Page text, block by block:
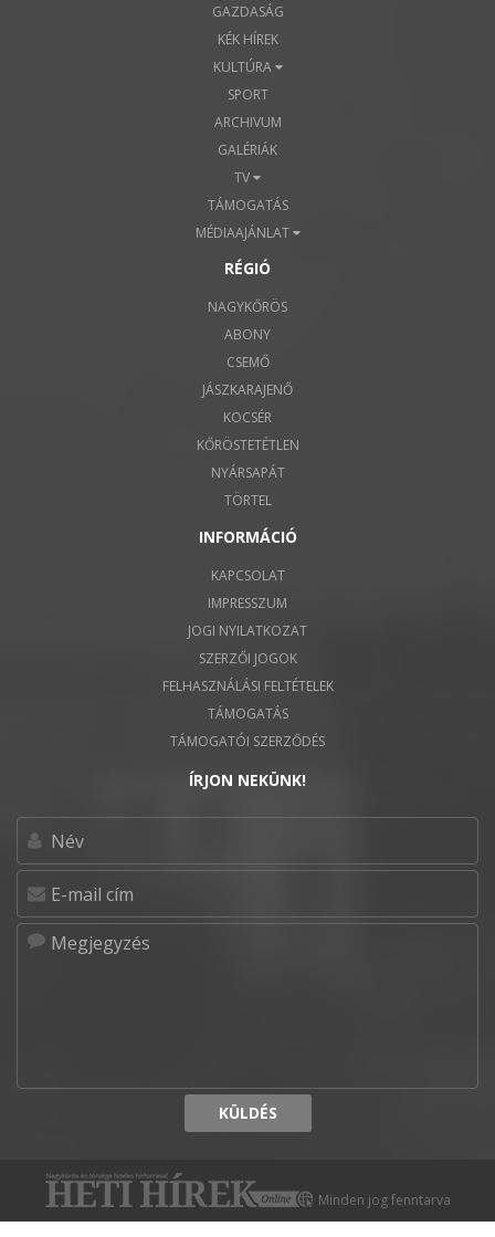
GAZDASÁG
KÉK HÍREK
KULTÚRA
SPORT
ARCHIVUM
GALÉRIÁK
TV
TÁMOGATÁS
MÉDIAAJÁNLAT
RÉGIÓ
NAGYKŐRÖS
ABONY
CSEMŐ
JÁSZKARAJENŐ
KOCSÉR
KŐRÖSTETÉTLEN
NYÁRSAPÁT
TÖRTEL
INFORMÁCIÓ
KAPCSOLAT
IMPRESSZUM
JOGI NYILATKOZAT
SZERZŐI JOGOK
FELHASZNÁLÁSI FELTÉTELEK
TÁMOGATÁS
TÁMOGATÓI SZERZŐDÉS
ÍRJON NEKÜNK!
KÜLDÉS
Minden jog fenntarva